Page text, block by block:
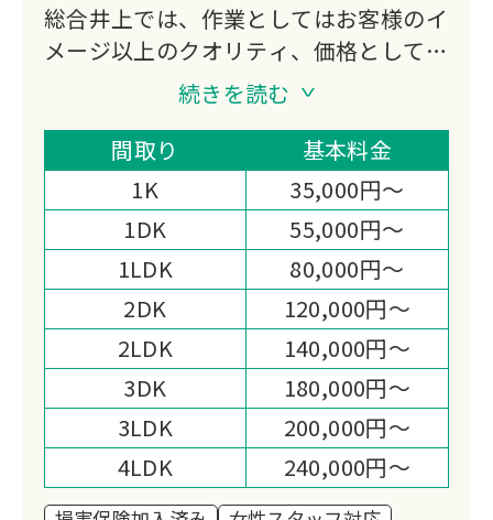
総合井上では、作業としてはお客様のイ
メージ以上のクオリティ、価格としては
出来る限りお客様のご負担が少しでも少
なくなるよう努力させていただきます。
作業スピードと致しましては、お客様の
希望通り、また少し早めに納期など時期
によって様々ですが出来る限り早く受け
渡しが出来るよう心がけていきたいと思
います。
お客様が作業終了後、「総合井上に依頼
してよかった。」「また、次も総合井上
に頼もう。」などと思っていただけるよ
う努力していきたいと思います。
続きを読む
間取り
基本料金
1K
35,000円～
1DK
55,000円～
1LDK
80,000円～
2DK
120,000円～
2LDK
140,000円～
3DK
180,000円～
3LDK
200,000円～
4LDK
240,000円～